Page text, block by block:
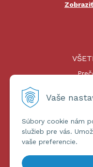
Vaše
Súbory cookie nám
služieb pre vás.
vaše preferencie.